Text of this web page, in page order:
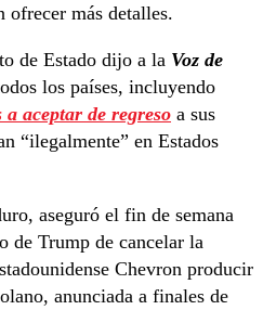
ofrecer más detalles.
de Estado dijo a la Voz de
los países, incluyendo
a aceptar de regreso a sus
“ilegalmente” en Estados
aseguró el fin de semana
de Trump de cancelar la
Chevron producir
anunciada a finales de